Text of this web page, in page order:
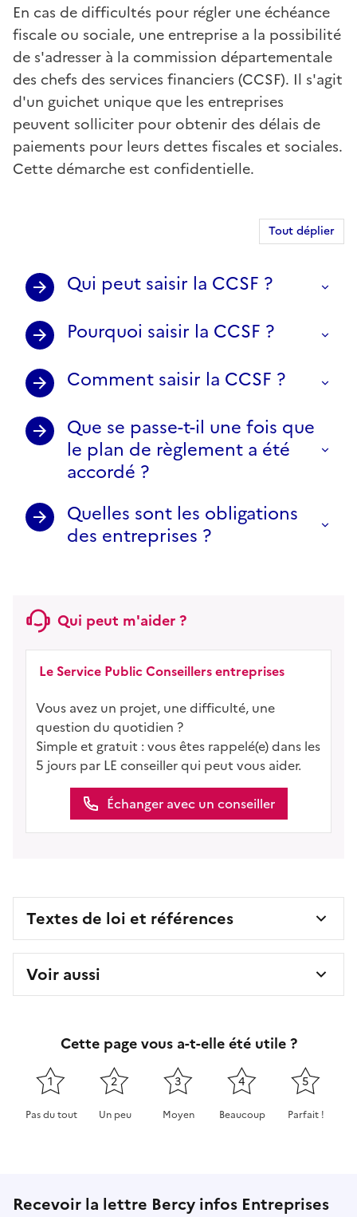
En cas de difficultés pour régler une échéance
fiscale ou sociale, une entreprise a la possibilité
de s'adresser à la commission départementale
des chefs des services financiers (CCSF). Il s'agit
d'un guichet unique que les entreprises
peuvent solliciter pour obtenir des délais de
paiements pour leurs dettes fiscales et sociales.
Cette démarche est confidentielle.
Tout déplier
Qui peut saisir la CCSF ?
Pourquoi saisir la CCSF ?
Comment saisir la CCSF ?
Que se passe-t-il une fois que
le plan de règlement a été
accordé ?
Quelles sont les obligations
des entreprises ?
Qui peut m'aider ?
Le Service Public Conseillers entreprises
Vous avez un projet, une difficulté, une
question du quotidien ?
Simple et gratuit : vous êtes rappelé(e) dans les
5 jours par LE conseiller qui peut vous aider.
Échanger avec un conseiller
Textes de loi et références
Voir aussi
Cette page vous a-t-elle été utile ?
1
Pas du tout
2
Un peu
3
Moyen
4
Beaucoup
5
Parfait !
Recevoir la lettre Bercy infos Entreprises